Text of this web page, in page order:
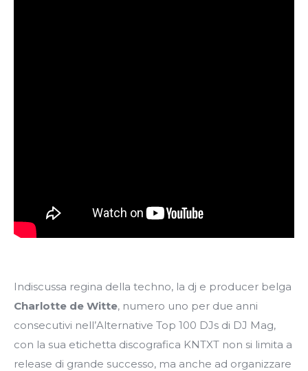
Indiscussa regina della techno, la dj e producer belga
Charlotte de Witte, numero uno per due anni
consecutivi nell’Alternative Top 100 DJs di DJ Mag,
con la sua etichetta discografica KNTXT non si limita a
release di grande successo, ma anche ad organizzare